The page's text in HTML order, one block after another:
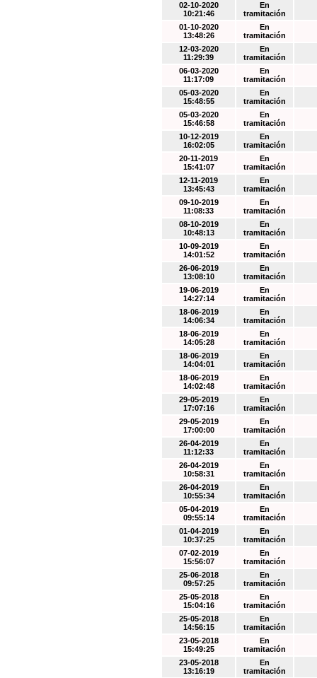
02-10-2020
10:21:46
En
tramitación
01-10-2020
13:48:26
En
tramitación
12-03-2020
11:29:39
En
tramitación
06-03-2020
11:17:09
En
tramitación
05-03-2020
15:48:55
En
tramitación
05-03-2020
15:46:58
En
tramitación
10-12-2019
16:02:05
En
tramitación
20-11-2019
15:41:07
En
tramitación
12-11-2019
13:45:43
En
tramitación
09-10-2019
11:08:33
En
tramitación
08-10-2019
10:48:13
En
tramitación
10-09-2019
14:01:52
En
tramitación
26-06-2019
13:08:10
En
tramitación
19-06-2019
14:27:14
En
tramitación
18-06-2019
14:06:34
En
tramitación
18-06-2019
14:05:28
En
tramitación
18-06-2019
14:04:01
En
tramitación
18-06-2019
14:02:48
En
tramitación
29-05-2019
17:07:16
En
tramitación
29-05-2019
17:00:00
En
tramitación
26-04-2019
11:12:33
En
tramitación
26-04-2019
10:58:31
En
tramitación
26-04-2019
10:55:34
En
tramitación
05-04-2019
09:55:14
En
tramitación
01-04-2019
10:37:25
En
tramitación
07-02-2019
15:56:07
En
tramitación
25-06-2018
09:57:25
En
tramitación
25-05-2018
15:04:16
En
tramitación
25-05-2018
14:56:15
En
tramitación
23-05-2018
15:49:25
En
tramitación
23-05-2018
13:16:19
En
tramitación